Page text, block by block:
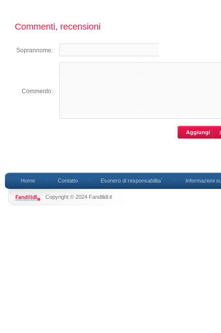
Commenti, recensioni
Soprannome:
Commento:
Home Contatto Esonero di responsabilita` Informazioni
Copyright © 2024 Fandilidl.it